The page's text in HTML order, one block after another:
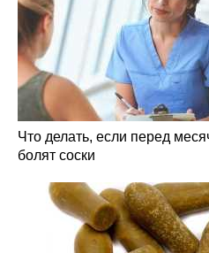
Что делать, если перед
болят соски